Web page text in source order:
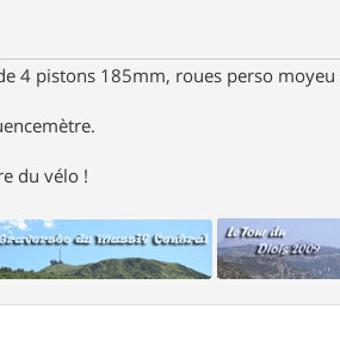
4 pistons 185mm, roues perso
du vélo !